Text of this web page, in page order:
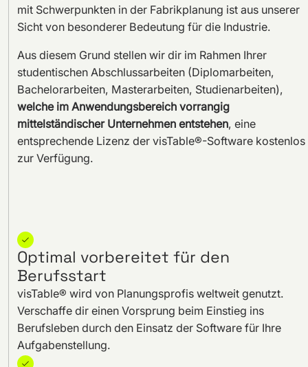
mit Schwerpunkten in der Fabrikplanung ist aus unserer
Sicht von besonderer Bedeutung für die Industrie.
Aus diesem Grund stellen wir dir im Rahmen Ihrer
studentischen Abschlussarbeiten (Diplomarbeiten,
Bachelorarbeiten, Masterarbeiten, Studienarbeiten),
welche im Anwendungsbereich vorrangig
mittelständischer Unternehmen entstehen, eine
entsprechende Lizenz der visTable®-Software kostenlos
zur Verfügung.
Optimal vorbereitet für den
Berufsstart
visTable® wird von Planungsprofis weltweit genutzt.
Verschaffe dir einen Vorsprung beim Einstieg ins
Berufsleben durch den Einsatz der Software für Ihre
Aufgabenstellung.